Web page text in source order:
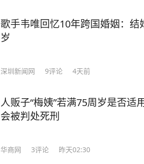
歌手韦唯回忆10年跨国婚姻：
岁
深圳新闻网 9评论 4天前
人贩子“梅姨”若满75周岁是否适
会被判处死刑
华商网 3评论 昨天02:30